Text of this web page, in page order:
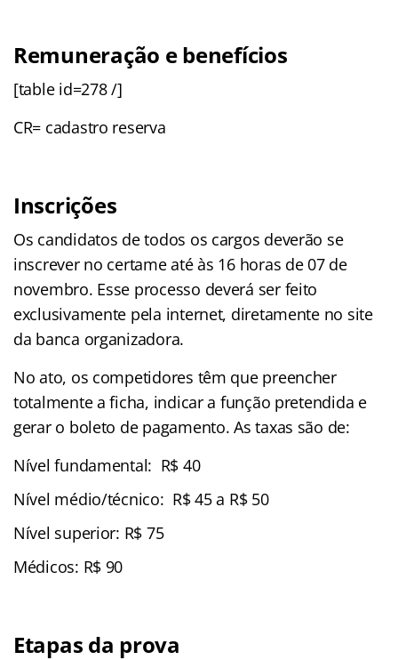
Remuneração e benefícios
[table id=278 /]
CR= cadastro reserva
Inscrições
Os candidatos de todos os cargos deverão se
inscrever no certame até às 16 horas de 07 de
novembro. Esse processo deverá ser feito
exclusivamente pela internet, diretamente no site
da banca organizadora.
No ato, os competidores têm que preencher
totalmente a ficha, indicar a função pretendida e
gerar o boleto de pagamento. As taxas são de:
Nível fundamental: R$ 40
Nível médio/técnico: R$ 45 a R$ 50
Nível superior: R$ 75
Médicos: R$ 90
Etapas da prova